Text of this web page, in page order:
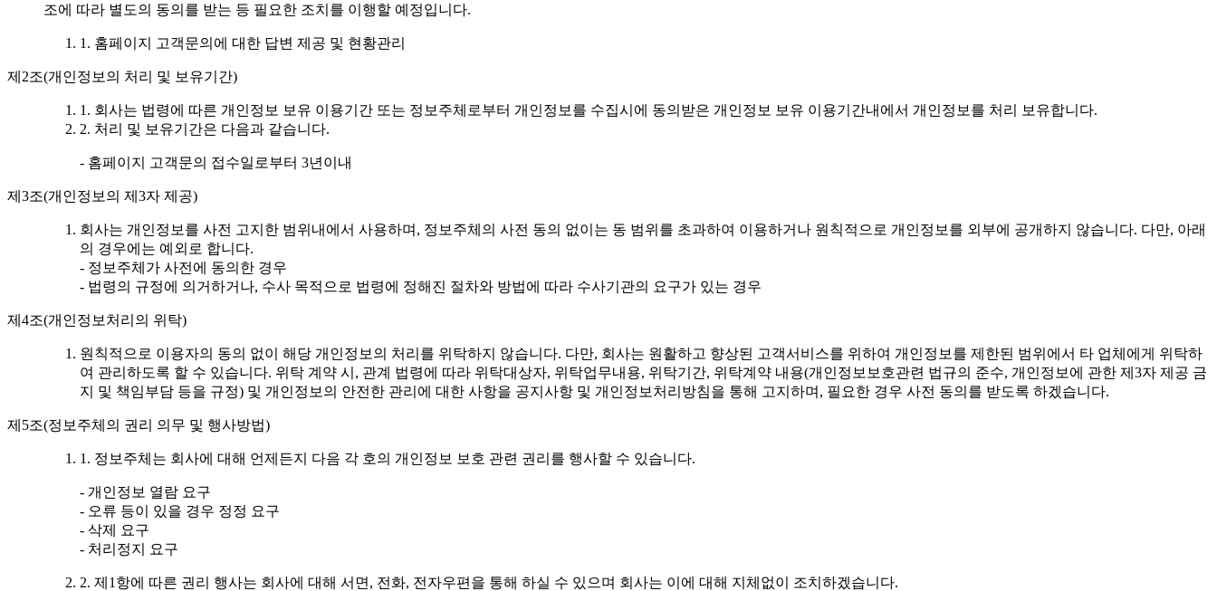
조에 따라 별도의 동의를 받는 등 필요한 조치를 이행할 예정입니다.
1. 홈페이지 고객문의에 대한 답변 제공 및 현황관리
제2조(개인정보의 처리 및 보유기간)
1. 회사는 법령에 따른 개인정보 보유 이용기간 또는 정보주체로부터 개인정보를 수집시에 동의받은 개인정보 보유 이용기간내에서 개인정보를 처리 보유합니다.
2. 처리 및 보유기간은 다음과 같습니다.
- 홈페이지 고객문의 접수일로부터 3년이내
제3조(개인정보의 제3자 제공)
회사는 개인정보를 사전 고지한 범위내에서 사용하며, 정보주체의 사전 동의 없이는 동 범위를 초과하여 이용하거나 원칙적으로 개인정보를 외부에 공개하지 않습니다. 다만, 아래
의 경우에는 예외로 합니다.
- 정보주체가 사전에 동의한 경우
- 법령의 규정에 의거하거나, 수사 목적으로 법령에 정해진 절차와 방법에 따라 수사기관의 요구가 있는 경우
제4조(개인정보처리의 위탁)
원칙적으로 이용자의 동의 없이 해당 개인정보의 처리를 위탁하지 않습니다. 다만, 회사는 원활하고 향상된 고객서비스를 위하여 개인정보를 제한된 범위에서 타 업체에게 위탁하
여 관리하도록 할 수 있습니다. 위탁 계약 시, 관계 법령에 따라 위탁대상자, 위탁업무내용, 위탁기간, 위탁계약 내용(개인정보보호관련 법규의 준수, 개인정보에 관한 제3자 제공 금
지 및 책임부담 등을 규정) 및 개인정보의 안전한 관리에 대한 사항을 공지사항 및 개인정보처리방침을 통해 고지하며, 필요한 경우 사전 동의를 받도록 하겠습니다.
제5조(정보주체의 권리 의무 및 행사방법)
1. 정보주체는 회사에 대해 언제든지 다음 각 호의 개인정보 보호 관련 권리를 행사할 수 있습니다.
- 개인정보 열람 요구
- 오류 등이 있을 경우 정정 요구
- 삭제 요구
- 처리정지 요구
2. 제1항에 따른 권리 행사는 회사에 대해 서면, 전화, 전자우편을 통해 하실 수 있으며 회사는 이에 대해 지체없이 조치하겠습니다.